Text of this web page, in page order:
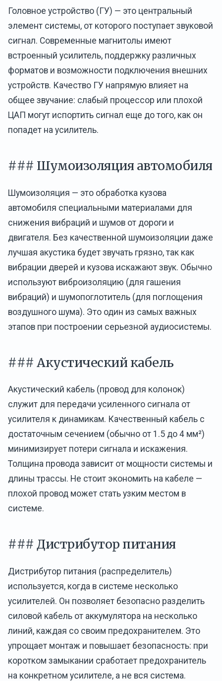
Головное устройство (ГУ) — это центральный
элемент системы, от которого поступает звуковой
сигнал. Современные магнитолы имеют
встроенный усилитель, поддержку различных
форматов и возможности подключения внешних
устройств. Качество ГУ напрямую влияет на
общее звучание: слабый процессор или плохой
ЦАП могут испортить сигнал еще до того, как он
попадет на усилитель.
### Шумоизоляция автомобиля
Шумоизоляция — это обработка кузова
автомобиля специальными материалами для
снижения вибраций и шумов от дороги и
двигателя. Без качественной шумоизоляции даже
лучшая акустика будет звучать грязно, так как
вибрации дверей и кузова искажают звук. Обычно
используют виброизоляцию (для гашения
вибраций) и шумопоглотитель (для поглощения
воздушного шума). Это один из самых важных
этапов при построении серьезной аудиосистемы.
### Акустический кабель
Акустический кабель (провод для колонок)
служит для передачи усиленного сигнала от
усилителя к динамикам. Качественный кабель с
достаточным сечением (обычно от 1.5 до 4 мм²)
минимизирует потери сигнала и искажения.
Толщина провода зависит от мощности системы и
длины трассы. Не стоит экономить на кабеле —
плохой провод может стать узким местом в
системе.
### Дистрибутор питания
Дистрибутор питания (распределитель)
используется, когда в системе несколько
усилителей. Он позволяет безопасно разделить
силовой кабель от аккумулятора на несколько
линий, каждая со своим предохранителем. Это
упрощает монтаж и повышает безопасность: при
коротком замыкании сработает предохранитель
на конкретном усилителе, а не вся система.